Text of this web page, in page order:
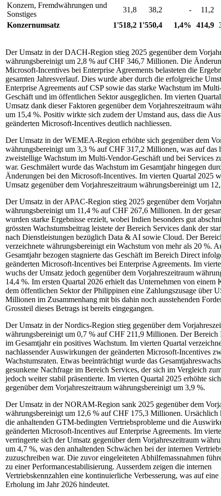
Konzern, Fremdwährungen und
Sonstiges
31,8 38,2 -
11,2
Konzernumsatz
1'518,2 1'550,4 1,4% 414,9
Der Umsatz in der DACH-Region stieg 2025 gegenüber dem
währungsbereinigt um 2,8 % auf CHF 346,7 Millionen. Die
Microsoft-Incentives bei Enterprise Agreements belasteten die
gesamten Jahresverlauf. Dies wurde aber durch die erfolgreiche
Enterprise Agreements auf CSP sowie das starke Wachstum im
Geschäft und im öffentlichen Sektor ausgeglichen. Im vierten
Umsatz dank dieser Faktoren gegenüber dem Vorjahreszeitraum
um 15,4 %. Positiv wirkte sich zudem der Umstand aus, dass die
geänderten Microsoft-Incentives deutlich nachliessen.
Der Umsatz in der WEMEA-Region erhöhte sich gegenüber dem
währungsbereinigt um 3,3 % auf CHF 317,2 Millionen, was auf das
zweistellige Wachstum im Multi-Vendor-Geschäft und bei Services
war. Geschmälert wurde das Wachstum im Gesamtjahr hingegen
Änderungen bei den Microsoft-Incentives. Im vierten Quartal 2025
Umsatz gegenüber dem Vorjahreszeitraum währungsbereinigt um
Der Umsatz in der APAC-Region stieg 2025 gegenüber dem
währungsbereinigt um 11,4 % auf CHF 267,6 Millionen. In der
wurden starke Ergebnisse erzielt, wobei Indien besonders gut
grössten Wachstumsbeitrag leistete der Bereich Services dank der
nach Dienstleistungen bezüglich Data & AI sowie Cloud. Der
verzeichnete währungsbereinigt ein Wachstum von mehr als 20 %.
Gesamtjahr bezogen stagnierte das Geschäft im Bereich Direct
geänderten Microsoft-Incentives bei Enterprise Agreements. Im
wuchs der Umsatz jedoch gegenüber dem Vorjahreszeitraum
14,4 %. Im ersten Quartal 2026 erhielt das Unternehmen von einem
dem öffentlichen Sektor der Philippinen eine Zahlungszusage über
Millionen im Zusammenhang mit bis dahin noch ausstehenden
Grossteil dieses Betrags ist bereits eingegangen.
Der Umsatz in der Nordics-Region stieg gegenüber dem
währungsbereinigt um 0,7 % auf CHF 211,9 Millionen. Der Bereich
im Gesamtjahr ein positives Wachstum. Im vierten Quartal
nachlassender Auswirkungen der geänderten Microsoft-Incentives
Wachstumsraten. Etwas beeinträchtigt wurde das
gesunkene Nachfrage im Bereich Services, der sich im Vergleich
jedoch weiter stabil präsentierte. Im vierten Quartal 2025 erhöhte
gegenüber dem Vorjahreszeitraum währungsbereinigt um 3,9 %.
Der Umsatz in der NORAM-Region sank 2025 gegenüber dem
währungsbereinigt um 12,6 % auf CHF 175,3 Millionen. Ursächlich
die anhaltenden GTM-bedingten Vertriebsprobleme und die
geänderten Microsoft-Incentives auf Enterprise Agreements. Im
verringerte sich der Umsatz gegenüber dem Vorjahreszeitraum
um 4,7 %, was den anhaltenden Schwächen bei der internen
zuzuschreiben war. Die zuvor eingeleiteten Abhilfemassnahmen
zu einer Performancestabilisierung. Ausserdem zeigen die internen
Vertriebskennzahlen eine kontinuierliche Verbesserung, was auf eine
Erholung im Jahr 2026 hindeutet.